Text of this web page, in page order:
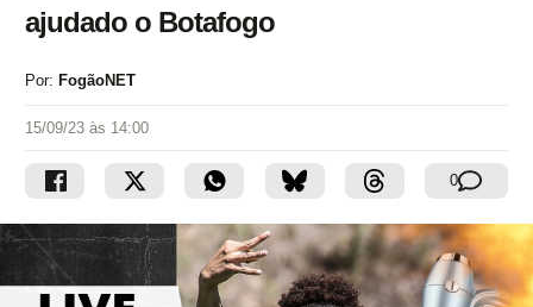
ajudado o Botafogo
Por: FogãoNET
15/09/23 às 14:00
0